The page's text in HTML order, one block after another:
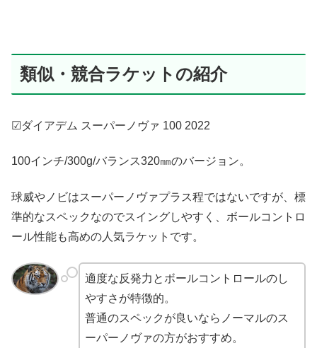
類似・競合ラケットの紹介
☑ダイアデム スーパーノヴァ 100 2022
100インチ/300g/バランス320㎜のバージョン。
球威やノビはスーパーノヴァプラス程ではないですが、標
準的なスペックなのでスイングしやすく、ボールコントロ
ール性能も高めの人気ラケットです。
適度な反発力とボールコントロールのし
やすさが特徴的。
普通のスペックが良いならノーマルのス
ーパーノヴァの方がおすすめ。